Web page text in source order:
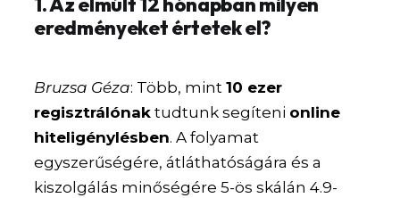
eredményeket értetek el?
Bruzsa Géza: Több, mint10 ezer
regisztrálónak tudtunk segíteni online
hiteligénylésben. A folyamat
egyszerűségére, átláthatóságára és a
kiszolgálás minőségére 5-ös skálán 4.9-